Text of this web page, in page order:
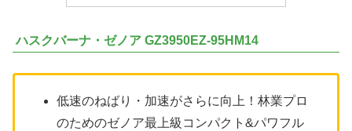
ハスクバーナ・ゼノア GZ3950EZ-95HM14
低速のねばり・加速がさらに向上！林業プロ
のためのゼノア最上級コンパクト&パワフル